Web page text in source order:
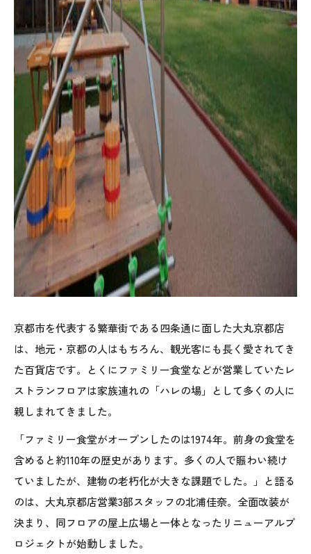
京都市を代表する繁華街である四条通に面した大丸京都店
は、地元・京都の人はもちろん、観光客にも長く愛されてき
た百貨店です。とくにファミリー食堂などが営業していたレ
ストランフロアは家族連れの「ハレの場」として多くの人に
親しまれてきました。
「ファミリー食堂がオープンしたのは1974年。前身の食堂を
含めると約110年の歴史があります。多くの人で賑わい続け
ていましたが、建物の老朽化が大きな課題でした。」と語る
のは、大丸京都店営業3部スタッフの北浦佳奈。全面改装が
決まり、同フロアの屋上広場と一体となったリニューアルプ
ロジェクトが始動しました。